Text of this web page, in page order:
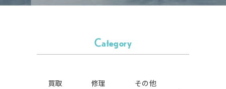
Category
買取 修理 その他